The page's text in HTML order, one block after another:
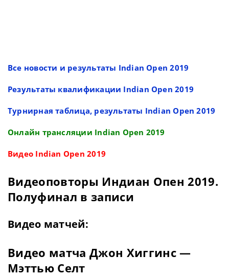
Все новости и результаты Indian Open 2019
Результаты квалификации Indian Open 2019
Турнирная таблица, результаты Indian Open 2019
Онлайн трансляции Indian Open 2019
Видео Indian Open 2019
Видеоповторы Индиан Опен 2019.
Полуфинал в записи
Видео матчей:
Видео матча Джон Хиггинс —
Мэттью Селт